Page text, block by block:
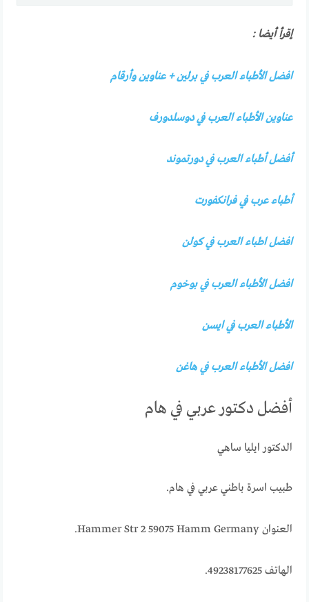
إقرأ أيضا :
افضل الأطباء العرب في برلين + عناوين وأرقام
عناوين الأطباء العرب في دوسلدورف
أفضل أطباء العرب في دورتموند
أطباء عرب في فرانكفورت
افضل اطباء العرب في كولن
افضل الأطباء العرب في بوخوم
الأطباء العرب في ايسن
افضل الأطباء العرب في هاغن
أفضل دكتور عربي في هام
الدكتور ايليا ساهي
طبيب اسرة باطني عربي في هام.
العنوان Hammer Str 2 59075 Hamm Germany.
الهاتف 49238177625.